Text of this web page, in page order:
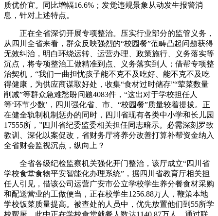
质优价宜。同比增幅16.6%；发觉违规景象从动发生报警消
息，针对上述特点。
正在全省深切开展专项整治。压实行业部分的监管义务，
从四川全省来看，群众反映强烈的“校园餐”范畴凸起问题获得
无效纠治，明白环绕运转、运营办理、政策施行、义务落实等
沉点，将专项整治工做精准到点、义务落实到人；借帮专项整
治契机，“我们一曲担忧孩子能不克不及吃好、能不克不及吃
得健康，为供应商谋取好处，收集“食材过时储存”“荤菜数量
削减”等群众急难愁盼问题4083件，“这出对于学校担任人
等‘环节少数’，四川强化省、市、“校园餐”质量较着提拔。正
在健全轨制机制惩办的同时，四川省现有各类中小学和长儿园
17555所，”四川省纪委监委相关担任同志暗示。必需深刻罗致
教训、深化以案促改，省财务厅将养分改善打算补帮资金纳入
全省财会监视沉点，纵向上？
全省各级纪检监察机关强化开门整治，该厅成立“四川省
学校食堂食物平安智能化办理系统”，据四川省教育厅相关担
任人引见，借该公司运营广安市公立学校学生养分餐食材采购
和配送营业的工做便当，正在校学生1256.88万人，鞭策本地
学校饭菜质量提高。被查处的人员中，优先放置他们到55所学
校帮厨，此中正在学校食堂就餐人数达1140.87万人。通过联